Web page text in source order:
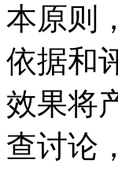
本原则
依据和
效果将
查讨论